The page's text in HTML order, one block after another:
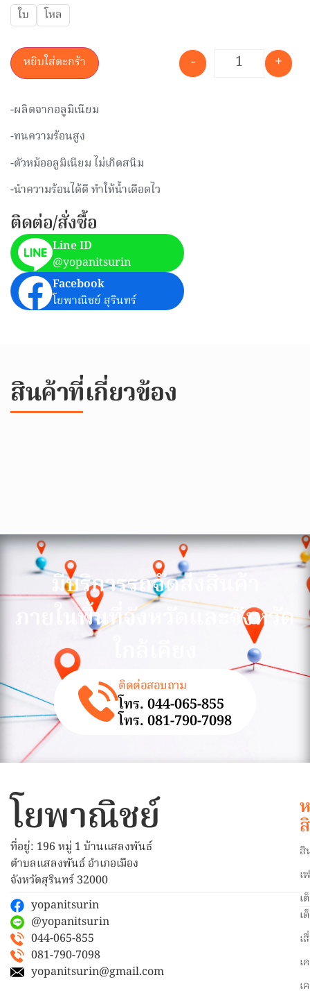
ใบ โหล
- +
หยิบใส่ตะกร้า
-ผลิตจากอลูมิเนียม
-ทนความร้อนสูง
-ตัวหม้ออลูมิเนียม ไม่เกิดสนิม
-นำความร้อนได้ดี ทำให้น้ำเดือดไว
ติดต่อ/สั่งซื้อ
Line ID
@yopanitsurin
Facebook
โยพาณิชย์ สุรินทร์
สินค้าที่เกี่ยวข้อง
มีบริการรถจัดส่งสินค้า
ภายในพื้นที่จังหวัดและจังหวัด
ติดต่อสอบถาม
โทร. 044-065-855
โทร. 081-790-7098
โยพาณิชย์
ที่อยู่: 196 หมู่ 1 บ้านแสลงพันธ์
ตำบลแสลงพันธ์ อำเภอเมือง
จังหวัดสุรินทร์ 32000
yopanitsurin
@yopanitsurin
044-065-855
081-790-7098
yopanitsurin@gmail.com
สิ
เ
เ
เ
เ
เ
เ